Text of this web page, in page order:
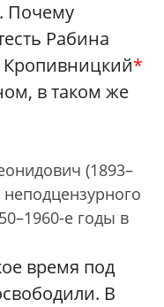
Почему
Рабина
*
в таком же
(1893–
неподцензурного
е годы в
время под
В